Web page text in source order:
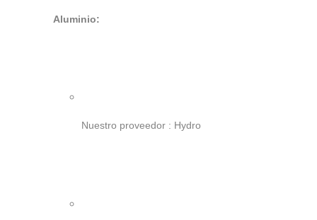
Aluminio:
Nuestro proveedor : Hydro